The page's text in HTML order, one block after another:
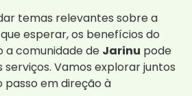
temas relevantes sobre a
esperar, os benefícios do
comunidade de Jarinu pode
serviços. Vamos explorar juntos
em direção à